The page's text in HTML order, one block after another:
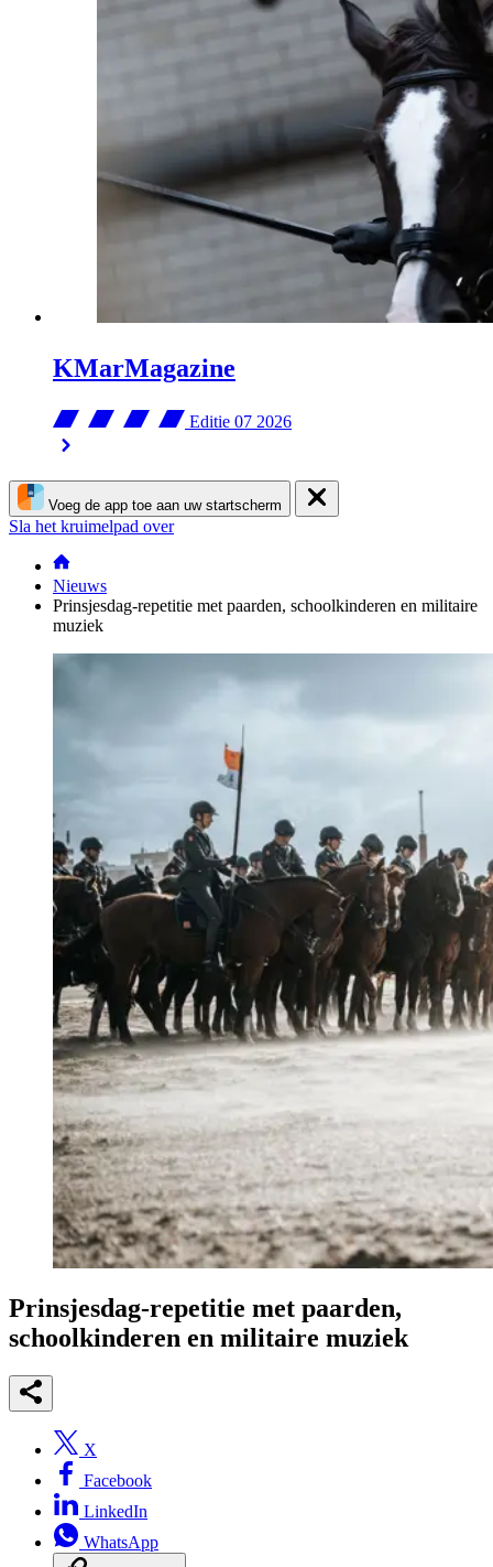
KMarMagazine
Editie 07 2026
Voeg de app toe aan uw startscherm
Sla het kruimelpad over
Nieuws
Prinsjesdag-repetitie met paarden, schoolkinderen en militaire
muziek
Prinsjesdag-repetitie met paarden,
schoolkinderen en militaire muziek
X
Facebook
LinkedIn
WhatsApp